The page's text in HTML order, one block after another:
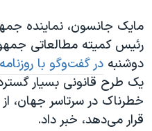
مایک جانسون،‌ نماینده
رئیس کمیته مطالعاتی
دوشنبه در گفت‌وگو با
یک طرح قانونی بسیار
خطرناک در سرتاسر جهان،
قرار می‌دهد، خبر داد.